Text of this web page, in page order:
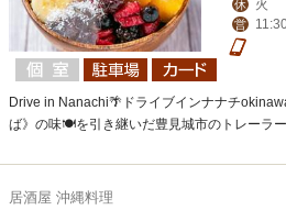
休 火
営
Drive in Nanachi🌴ドライブインナナチ
ば》の味🍽を引き継いだ豊見城市のトレーラ
居酒屋 沖縄料理